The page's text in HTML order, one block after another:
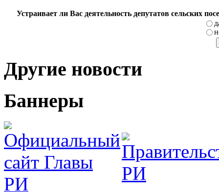
Устраивает ли Вас деятельность депутатов сельских
Другие новости
Баннеры